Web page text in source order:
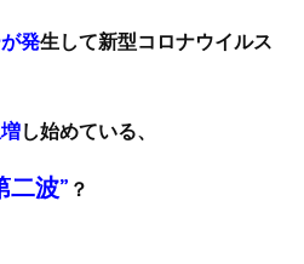
発生して新型コロナウイルス
し始めている、
二波” ？